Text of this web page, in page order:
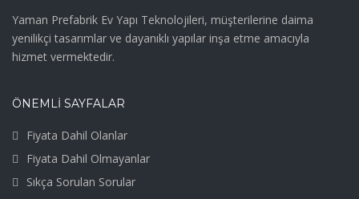
Yaman Prefabrik Ev Yapı Teknolojileri, müşterilerine daima
yenilikçi tasarımlar ve dayanıklı yapılar inşa etme amacıyla
hizmet vermektedir.
ÖNEMLİ SAYFALAR
Fiyata Dahil Olanlar
Fiyata Dahil Olmayanlar
Sıkça Sorulan Sorular